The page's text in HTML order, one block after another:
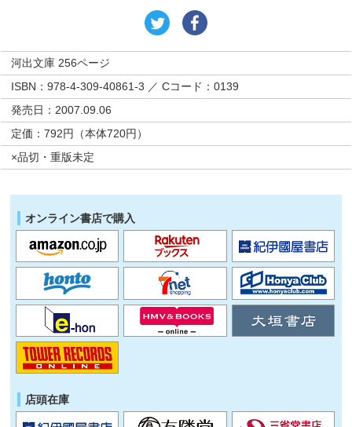
河出文庫 256ページ
ISBN：978-4-309-40861-3 ／ Cコード：0139
発売日：2007.09.06
定価：792円（本体720円）
×品切・重版未定
オンライン書店で購入
店頭在庫